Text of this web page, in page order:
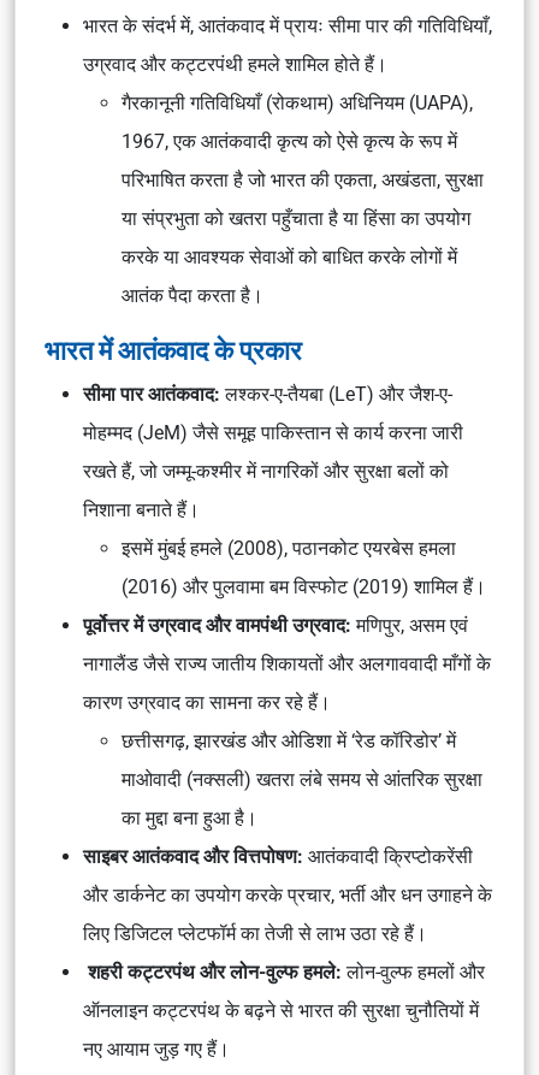
भारत के संदर्भ में, आतंकवाद में प्रायः सीमा पार की गतिविधियाँ,
उग्रवाद और कट्टरपंथी हमले शामिल होते हैं।
गैरकानूनी गतिविधियाँ (रोकथाम) अधिनियम (UAPA),
1967, एक आतंकवादी कृत्य को ऐसे कृत्य के रूप में
परिभाषित करता है जो भारत की एकता, अखंडता, सुरक्षा
या संप्रभुता को खतरा पहुँचाता है या हिंसा का उपयोग
करके या आवश्यक सेवाओं को बाधित करके लोगों में
आतंक पैदा करता है।
भारत में आतंकवाद के प्रकार
सीमा पार आतंकवाद:लश्कर-ए-तैयबा (LeT) और जैश-ए-
मोहम्मद (JeM) जैसे समूह पाकिस्तान से कार्य करना जारी
रखते हैं, जो जम्मू-कश्मीर में नागरिकों और सुरक्षा बलों को
निशाना बनाते हैं।
इसमें मुंबई हमले (2008), पठानकोट एयरबेस हमला
(2016) और पुलवामा बम विस्फोट (2019) शामिल हैं।
पूर्वोत्तर में उग्रवाद और वामपंथी उग्रवाद:मणिपुर, असम एवं
नागालैंड जैसे राज्य जातीय शिकायतों और अलगाववादी माँगों के
कारण उग्रवाद का सामना कर रहे हैं।
छत्तीसगढ़, झारखंड और ओडिशा में ‘रेड कॉरिडोर’ में
माओवादी (नक्सली) खतरा लंबे समय से आंतरिक सुरक्षा
का मुद्दा बना हुआ है।
साइबर आतंकवाद और वित्तपोषण: आतंकवादी क्रिप्टोकरेंसी
और डार्कनेट का उपयोग करके प्रचार, भर्ती और धन उगाहने के
लिए डिजिटल प्लेटफॉर्म का तेजी से लाभ उठा रहे हैं।
शहरी कट्टरपंथ और लोन-वुल्फ हमले:लोन-वुल्फ हमलों और
ऑनलाइन कट्टरपंथ के बढ़ने से भारत की सुरक्षा चुनौतियों में
नए आयाम जुड़ गए हैं।